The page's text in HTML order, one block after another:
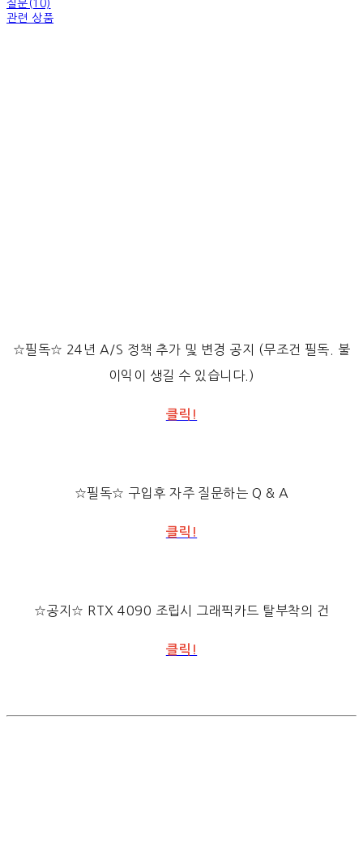
질문(10)
관련 상품
☆필독☆ 24년 A/S 정책 추가 및 변경 공지 (무조건 필독. 불
이익이 생길 수 있습니다.)
클릭!
☆필독☆ 구입후 자주 질문하는 Q & A
클릭!
☆공지☆ RTX 4090 조립시 그래픽카드 탈부착의 건
클릭!